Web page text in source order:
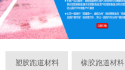
塑胶跑道材料 橡胶跑道材料